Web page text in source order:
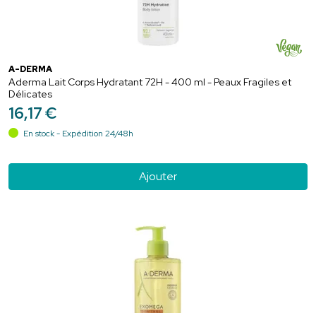
A-DERMA
Aderma Lait Corps Hydratant 72H - 400 ml - Peaux Fragiles et
Délicates
16,17€
En stock - Expédition 24/48h
Ajouter